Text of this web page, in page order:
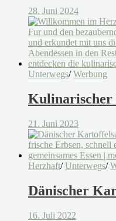
28. Juni 2024
Unterwegs/ Werbung
Kulinarischer
21. Juni 2023
Herzhaft/ Unterwegs/
Dänischer
16. Juli 2022